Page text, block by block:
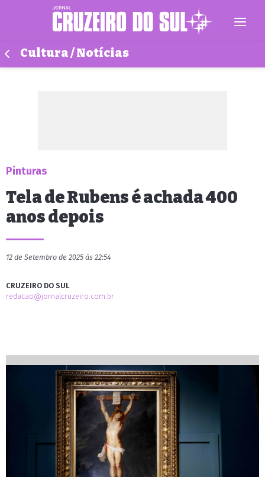
Cultura / Notícias
Pinturas
Tela de Rubens é achada 400
anos depois
12 de Setembro de 2025 às 22:54
CRUZEIRO DO SUL
redacao@jornalcruzeiro.com.br